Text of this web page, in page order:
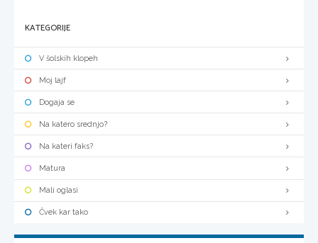
KATEGORIJE
V šolskih klopeh
Moj lajf
Dogaja se
Na katero srednjo?
Na kateri faks?
Matura
Mali oglasi
Čvek kar tako